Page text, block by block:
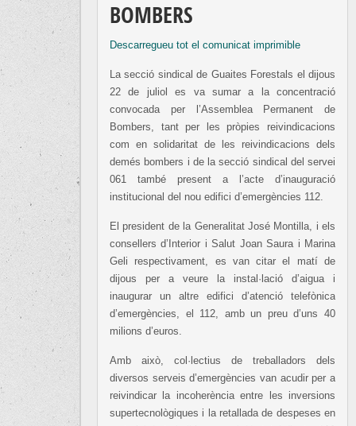
BOMBERS
Descarregueu tot el comunicat imprimible
La secció sindical de Guaites Forestals el dijous
22 de juliol es va sumar a la concentració
convocada per l’Assemblea Permanent de
Bombers, tant per les pròpies reivindicacions
com en solidaritat de les reivindicacions dels
demés bombers i de la secció sindical del servei
061 també present a l’acte d’inauguració
institucional del nou edifici d’emergències 112.
El president de la Generalitat José Montilla, i els
consellers d’Interior i Salut Joan Saura i Marina
Geli respectivament, es van citar el matí de
dijous per a veure la instal·lació d’aigua i
inaugurar un altre edifici d’atenció telefònica
d’emergències, el 112, amb un preu d’uns 40
milions d’euros.
Amb això, col·lectius de treballadors dels
diversos serveis d’emergències van acudir per a
reivindicar la incoherència entre les inversions
supertecnològiques i la retallada de despeses en